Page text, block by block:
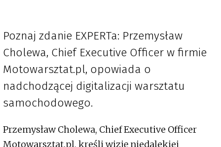
Poznaj zdanie EXPERTa: Przemysław
Cholewa, Chief Executive Officer w firmie
Motowarsztat.pl, opowiada o
nadchodzącej digitalizacji warsztatu
samochodowego.
Przemysław Cholewa, Chief Executive Officer
Motowarsztat.pl, kreśli wizję niedalekiej